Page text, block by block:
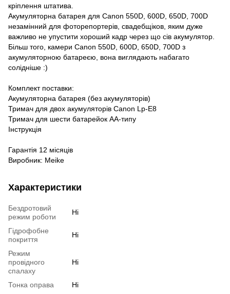
кріплення штатива.
Акумуляторна батарея для Canon 550D, 600D, 650D, 700D
незамінний для фоторепортерів, свадебщіков, яким дуже
важливо не упустити хороший кадр через що сів акумулятор.
Більш того, камери Canon 550D, 600D, 650D, 700D з
акумуляторною батареєю, вона виглядають набагато
солідніше :)
Комплект поставки:
Акумуляторна батарея (без акумуляторів)
Тримач для двох акумуляторів Canon Lp-E8
Тримач для шести батарейок АА-типу
Інструкція
Гарантія 12 місяців
Виробник: Мeike
Характеристики
Бездротовий
режим роботи
Ні
Гідрофобне
покриття
Ні
Режим
провідного
спалаху
Ні
Тонка оправа
Ні